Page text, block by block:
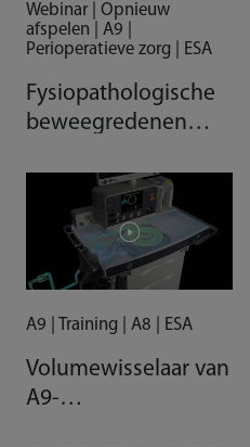
Webinar | Opnieuw
afspelen | A9 |
Perioperatieve zorg | ESA
Fysiopathologische
beweegredenen
HFNT in de
perioperatieve
omgeving
A9 | Training | A8 | ESA
Volumewisselaar van
A9-